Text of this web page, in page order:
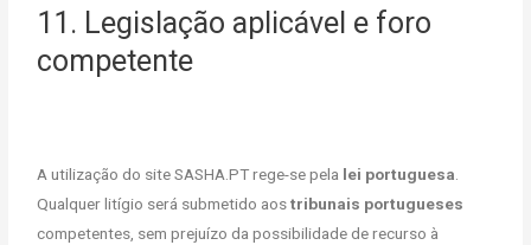
11. Legislação aplicável e foro
competente
A utilização do site SASHA.PT rege-se pela lei portuguesa
Qualquer litígio será submetido aostribunais portugueses
competentes, sem prejuízo da possibilidade de recurso à